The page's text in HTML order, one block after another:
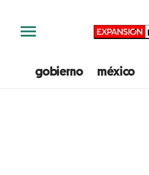
gobierno méxico